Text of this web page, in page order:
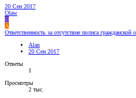
20 Сен 2017
Olaw
O
A
Ответственность за отсутствие полиса гражданской
Alan
20 Сен 2017
Ответы
1
Просмотры
2 тыс.